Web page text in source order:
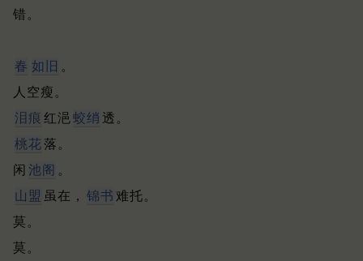
错。
春 如旧 。
人空瘦。
泪痕 红浥蛟绡 透。
桃花落。
闲 池阁 。
山盟 虽在， 锦书 难托。
莫。
莫。